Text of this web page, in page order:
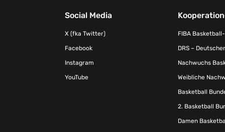
Social Media
X (fka Twitter)
Facebook
Instagram
YouTube
FIBA
DRS –
Nachwuchs
Weibliche
Basketball
2. Basketball
Damen